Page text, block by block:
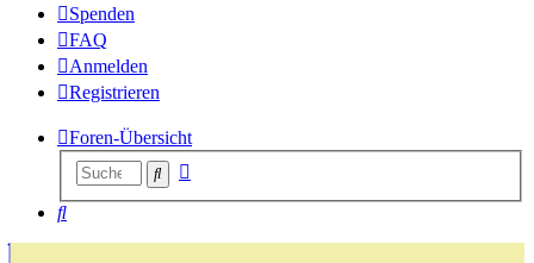
Spenden
FAQ
Anmelden
Registrieren
Foren-Übersicht
Suche
Suche